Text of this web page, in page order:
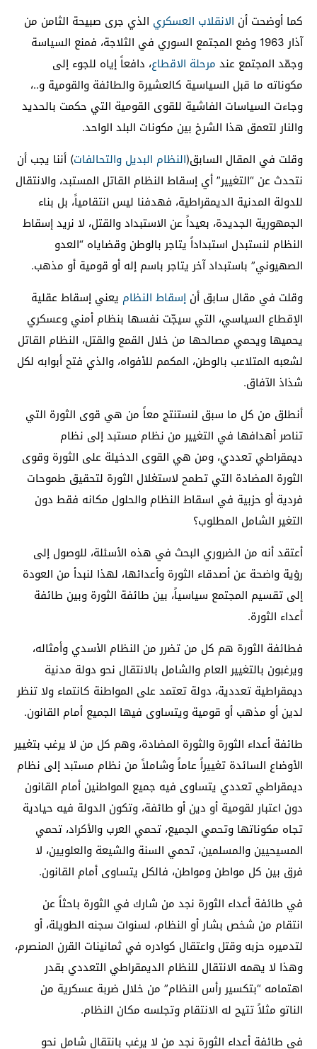
كما أوضحت أن الانقلاب العسكري الذي جرى صبيحة الثامن من
آذار 1963 وضع المجتمع السوري في الثلاجة، فمنع السياسة
وجمّد المجتمع عند مرحلة الاقطاع، دافعاً إياه للجوء إلى
مكوناته ما قبل السياسية كالعشيرة والطائفة والقومية و..،
وجاءت السياسات الفاشية للقوى القومية التي حكمت بالحديد
والنار لتعمق هذا الشرخ بين مكونات البلد الواحد.
وقلت في المقال السابق(النظام البديل والتحالفات) أننا يجب أن
نتحدث عن “التغيير” أي إسقاط النظام القاتل المستبد، والانتقال
للدولة المدنية الديمقراطية، فهدفنا ليس انتقامياً، بل بناء
الجمهورية الجديدة، بعيداً عن الاستبداد والقتل، لا نريد إسقاط
النظام لنستبدل استبداداً يتاجر بالوطن وقضاياه “العدو
الصهيوني” باستبداد آخر يتاجر باسم إله أو قومية أو مذهب.
وقلت في مقال سابق أن إسقاط النظام يعني إسقاط عقلية
الإقطاع السياسي، التي سيجّت نفسها بنظام أمني وعسكري
يحميها ويحمي مصالحها من خلال القمع والقتل، النظام القاتل
لشعبه المتلاعب بالوطن، المكمم للأفواه، والذي فتح أبوابه لكل
شذاذ الآفاق.
أنطلق من كل ما سبق لنستنتج معاً من هي قوى الثورة التي
تناصر أهدافها في التغيير من نظام مستبد إلى نظام
ديمقراطي تعددي، ومن هي القوى الدخيلة على الثورة وقوى
الثورة المضادة التي تطمح لاستغلال الثورة لتحقيق طموحات
فردية أو حزبية في اسقاط النظام والحلول مكانه فقط دون
التغير الشامل المطلوب؟
أعتقد أنه من الضروري البحث في هذه الأسئلة، للوصول إلى
رؤية واضحة عن أصدقاء الثورة وأعدائها، لهذا لنبدأ من العودة
إلى تقسيم المجتمع سياسياً، بين طائفة الثورة وبين طائفة
أعداء الثورة.
فطائفة الثورة هم كل من تضرر من النظام الأسدي وأمثاله،
ويرغبون بالتغيير العام والشامل بالانتقال نحو دولة مدنية
ديمقراطية تعددية، دولة تعتمد على المواطنة كانتماء ولا تنظر
لدين أو مذهب أو قومية ويتساوى فيها الجميع أمام القانون.
طائفة أعداء الثورة والثورة المضادة، وهم كل من لا يرغب بتغيير
الأوضاع السائدة تغييراً عاماً وشاملاً من نظام مستبد إلى نظام
ديمقراطي تعددي يتساوى فيه جميع المواطنين أمام القانون
دون اعتبار لقومية أو دين أو طائفة، وتكون الدولة فيه حيادية
تجاه مكوناتها وتحمي الجميع، تحمي العرب والأكراد، تحمي
المسيحيين والمسلمين، تحمي السنة والشيعة والعلويين، لا
فرق بين كل مواطن ومواطن، فالكل يتساوى أمام القانون.
في طائفة أعداء الثورة نجد من شارك في الثورة باحثاً عن
انتقام من شخص بشار أو النظام، لسنوات سجنه الطويلة، أو
لتدميره حزبه وقتل واعتقال كوادره في ثمانينات القرن المنصرم،
وهذا لا يهمه الانتقال للنظام الديمقراطي التعددي بقدر
اهتمامه “بتكسير رأس النظام” من خلال ضربة عسكرية من
الناتو مثلاً تتيح له الانتقام وتجلسه مكان النظام.
في طائفة أعداء الثورة نجد من لا يرغب بانتقال شامل نحو